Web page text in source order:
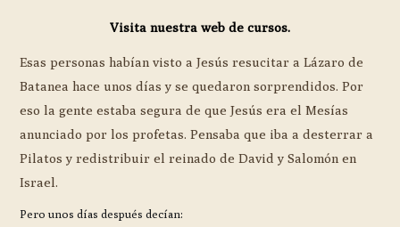
Visita nuestra web de cursos.
Esas personas habían visto a Jesús resucitar a Lázaro de
Batanea hace unos días y se quedaron sorprendidos. Por
eso la gente estaba segura de que Jesús era el Mesías
anunciado por los profetas. Pensaba que iba a desterrar a
Pilatos y redistribuir el reinado de David y Salomón en
Israel.
Pero unos días después decían: